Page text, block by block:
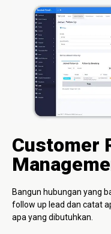
Customer
Bangun hubungan yang
follow up lead dan catat
apa yang dibutuhkan.